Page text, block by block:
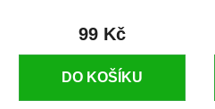
99 Kč
DO KOŠÍKU